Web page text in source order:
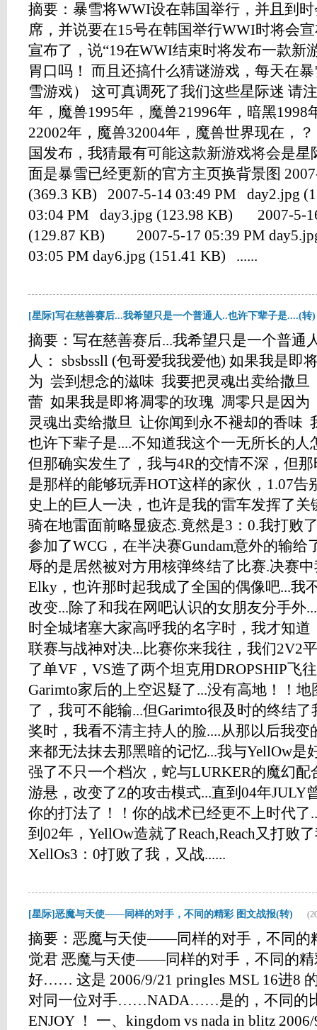
摘要：暴雪将WWI设在韩国举行，并且到
席，并说要在15号在韩国举行WWI时将会
宣布了，说“19在WWI结束时将发布一款新
胃口吗！ 而且还搞什么猜谜游戏，每天在
雪游戏） 这可真调死了我们这些星际迷 请
年，魔兽1995年，魔兽21996年，暗黑1998
22002年，魔兽32004年，魔兽世界现在，
国发布，我猜最有可能这款新游戏将会是
面是暴雪已经更新的官方主页换背景图
(369.3 KB) 2007-5-14 03:49 PM day2.jpg
03:04 PM day3.jpg (123.98 KB) 2007-5-
(129.87 KB) 2007-5-17 05:39 PM
03:05 PM day6.jpg (151.41 KB) ......
[星际]写在慈善赛后...我希望只是一个普通人..也许下辈子是....(转)
摘要：写在慈善赛后...我希望只是一个普通
人： sbsbssll (包哥爱我我爱他) 如果我是即
为 尝到想念的滋味 我要把灵魂出卖给撒旦
蕾 如果我是即将凋零的玫瑰 凋零只是因
灵魂出卖给撒旦 让你闻到永不褪却的香味
也许下辈子是....不知道我这个一无所长的
但那确实发生了，我与4R的交情不深，但
是那样的能够玩弄HOT这样的家伙，1.07告
史上的巨人一决，也许是我的雷车发挥了
骑在地雷面前略显疲态.竟然是3：0.我打败
参加了WCG，在半决赛Gundam意外的输
辱的是居然被对方用核弹终结了比赛.决赛
Elky，也许那时起我成了全国的偶像吧...我
改变...除了和我在网吧认识的女朋友分手外
时全城堵塞大家高呼我的名字时，我才知道
联赛与战神对决...比赛你来我往，我们2V2
了单VF，VS造了两个坦克用DROPSHIP飞
Garimto家后的上空迟疑了...没有高地！！
了，我可不能输...但Garimto很及时的终结
奖时，我看不清主持人的脸....从那以后我变
来都无法抹去那黑暗的记忆...我与YellOw是
强了不只一个档次，蛇与LURKER的魔幻
游悬，改变了Z的攻击模式...直到04年JULY
你的打法了！！你的战术已经更不上时代了
到02年，YellOw造就了Reach,Reach又打败
XellOs3：0打败了我，又战......
[星际]恶魔与天使——同样的对手，不同的精彩 图文战报(转)
摘要：恶魔与天使——同样的对手，不同的
觉君 恶魔与天使——同样的对手，不同的精
好…… 这是 2006/9/21 pringles MSL 16进8
对同一位对手……NADA……是的，不同的
ENJOY ！ 一、kingdom vs nada in blitz